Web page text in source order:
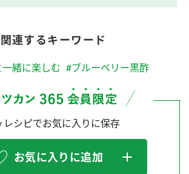
関連するキーワード
緒に楽しむ #ブルーベリー黒酢
レシピでお気に入りに保存
お気に入りに追加